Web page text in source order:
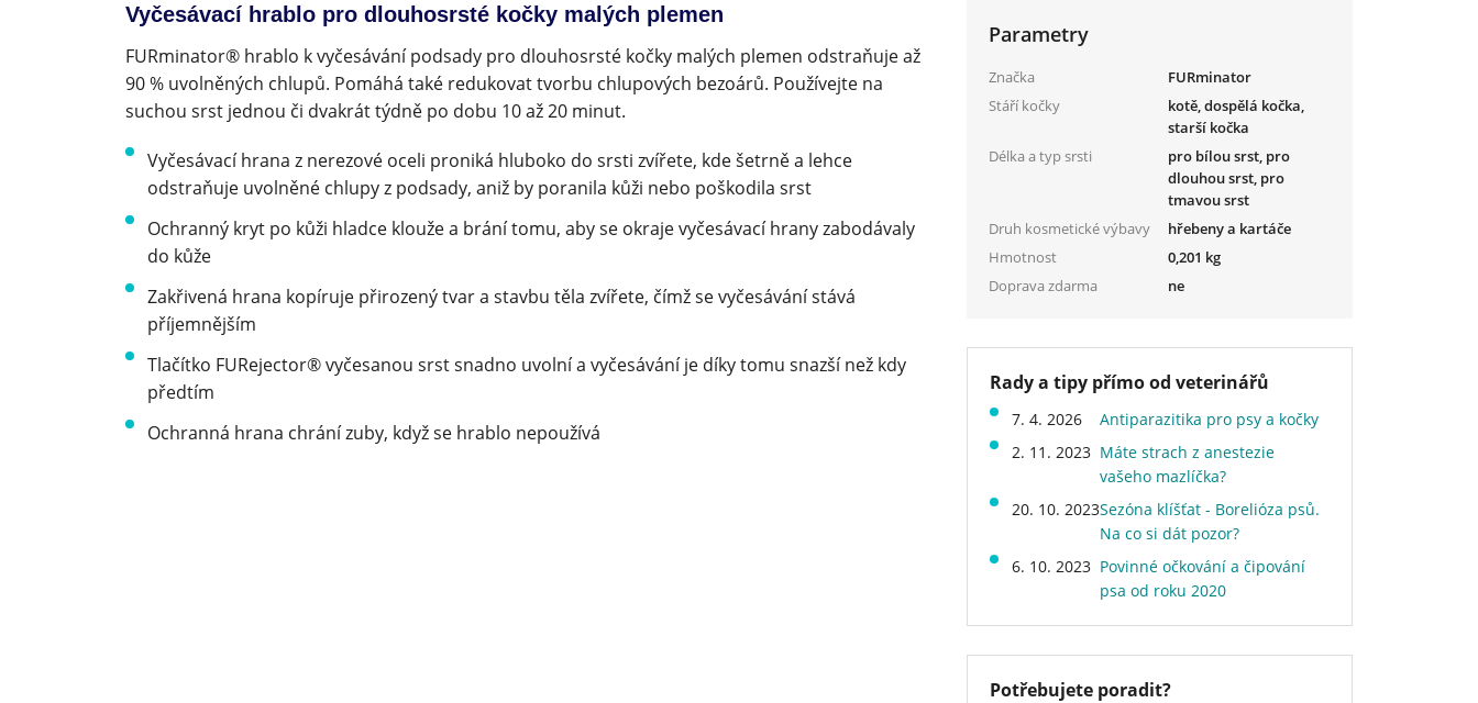
Vyčesávací hrablo pro dlouhosrsté kočky malých plemen
FURminator® hrablo k vyčesávání podsady pro dlouhosrsté kočky malých plemen odstraňuje až
90 % uvolněných chlupů. Pomáhá také redukovat tvorbu chlupových bezoárů. Používejte na
suchou srst jednou či dvakrát týdně po dobu 10 až 20 minut.
Vyčesávací hrana z nerezové oceli proniká hluboko do srsti zvířete, kde šetrně a lehce
odstraňuje uvolněné chlupy z podsady, aniž by poranila kůži nebo poškodila srst
Ochranný kryt po kůži hladce klouže a brání tomu, aby se okraje vyčesávací hrany zabodávaly
do kůže
Zakřivená hrana kopíruje přirozený tvar a stavbu těla zvířete, čímž se vyčesávání stává
příjemnějším
Tlačítko FURejector® vyčesanou srst snadno uvolní a vyčesávání je díky tomu snazší než kdy
předtím
Ochranná hrana chrání zuby, když se hrablo nepoužívá
Parametry
Značka
FURminator
Stáří kočky
kotě, dospělá kočka,
starší kočka
Délka a typ srsti
pro bílou srst, pro
dlouhou srst, pro
tmavou srst
Druh kosmetické výbavy
hřebeny a kartáče
Hmotnost
0,201 kg
Doprava zdarma
ne
Rady a tipy přímo od veterinářů
7. 4. 2026
Antiparazitika pro psy a kočky
2. 11. 2023 Máte strach z anestezie
vašeho mazlíčka?
20. 10. 2023Sezóna klíšťat - Borelióza psů.
Na co si dát pozor?
6. 10. 2023 Povinné očkování a čipování
psa od roku 2020
Potřebujete poradit?